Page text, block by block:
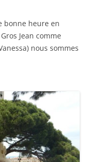
bonne heure en
Jean comme
nous sommes